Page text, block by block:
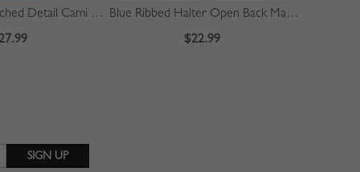
Black V-neck Ruched Detail Cami Mini Dress
Blue Ribbed Halter Open Back Maxi Dress
$22.99